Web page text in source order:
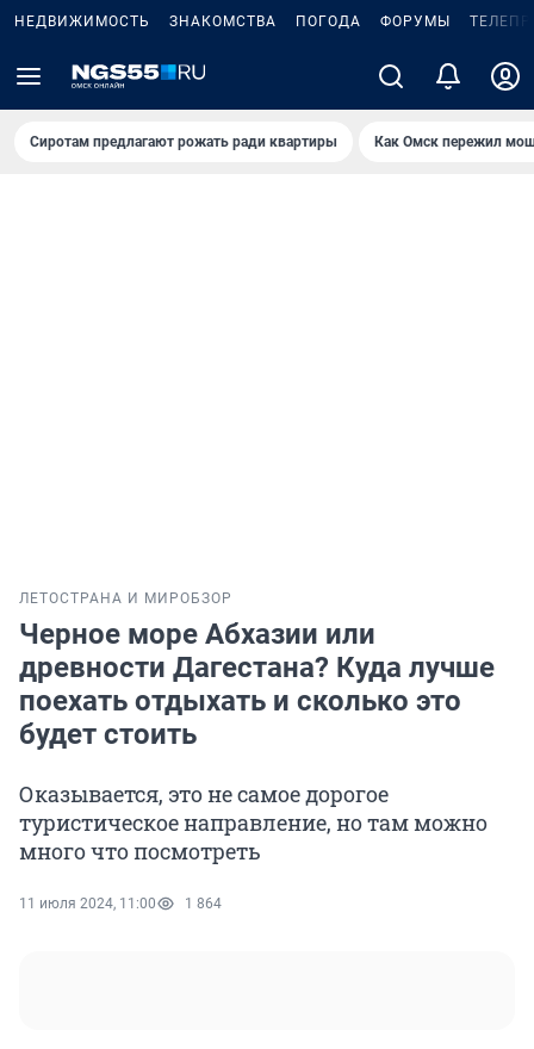
НЕДВИЖИМОСТЬ ЗНАКОМСТВА ПОГОДА ФОРУМЫ
Сиротам предлагают рожать ради квартиры Как Омск пережил
ЛЕТОСТРАНА И МИРОБЗОР
Черное море Абхазии или
древности Дагестана? Куда лучше
поехать отдыхать и сколько это
будет стоить
Оказывается, это не самое дорогое
туристическое направление, но там можно
много что посмотреть
11 июля 2024, 11:00 1 864